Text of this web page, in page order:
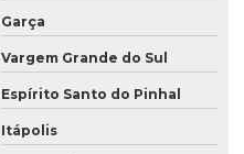
Garça
Vargem Grande do Sul
Espírito Santo do Pinhal
Itápolis